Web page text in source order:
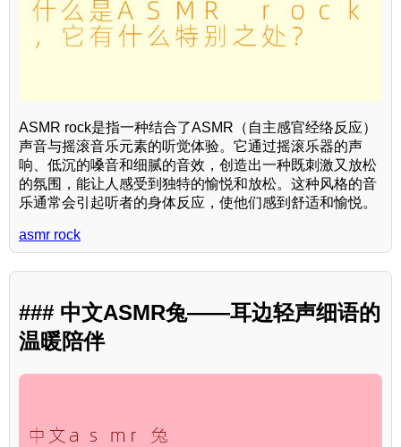
ASMR rock是指一种结合了ASMR（自主感官经络反应）
声音与摇滚音乐元素的听觉体验。它通过摇滚乐器的声
响、低沉的嗓音和细腻的音效，创造出一种既刺激又放松
的氛围，能让人感受到独特的愉悦和放松。这种风格的音
乐通常会引起听者的身体反应，使他们感到舒适和愉悦。
asmr rock
### 中文ASMR兔——耳边轻声细语的
温暖陪伴